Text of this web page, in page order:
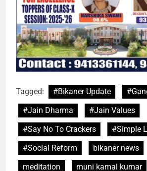
Tagged: #Bikaner Update
#Jain Dharma
#Jain Values
#Say No To Crackers
#Simple
#Social Reform
bikaner news
meditation
muni kamal kumar